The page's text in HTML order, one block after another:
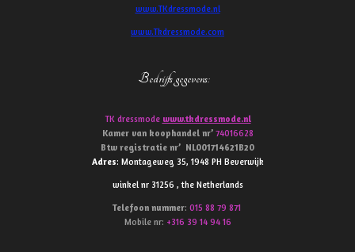
www.TKdressmode.nl
www.Tkdressmode.com
Bedrijfs gegevens:
TK dressmode www.tkdressmode.nl
Kamer van koophandel nr’ 74016628
Btw registratie nr’ NL001714621B20
Adres: Montageweg 35, 1948 PH Beverwijk
winkel nr 31256 , the Netherlands
Telefoon nummer: 015 88 79 871
Mobile nr: +316 39 14 94 16